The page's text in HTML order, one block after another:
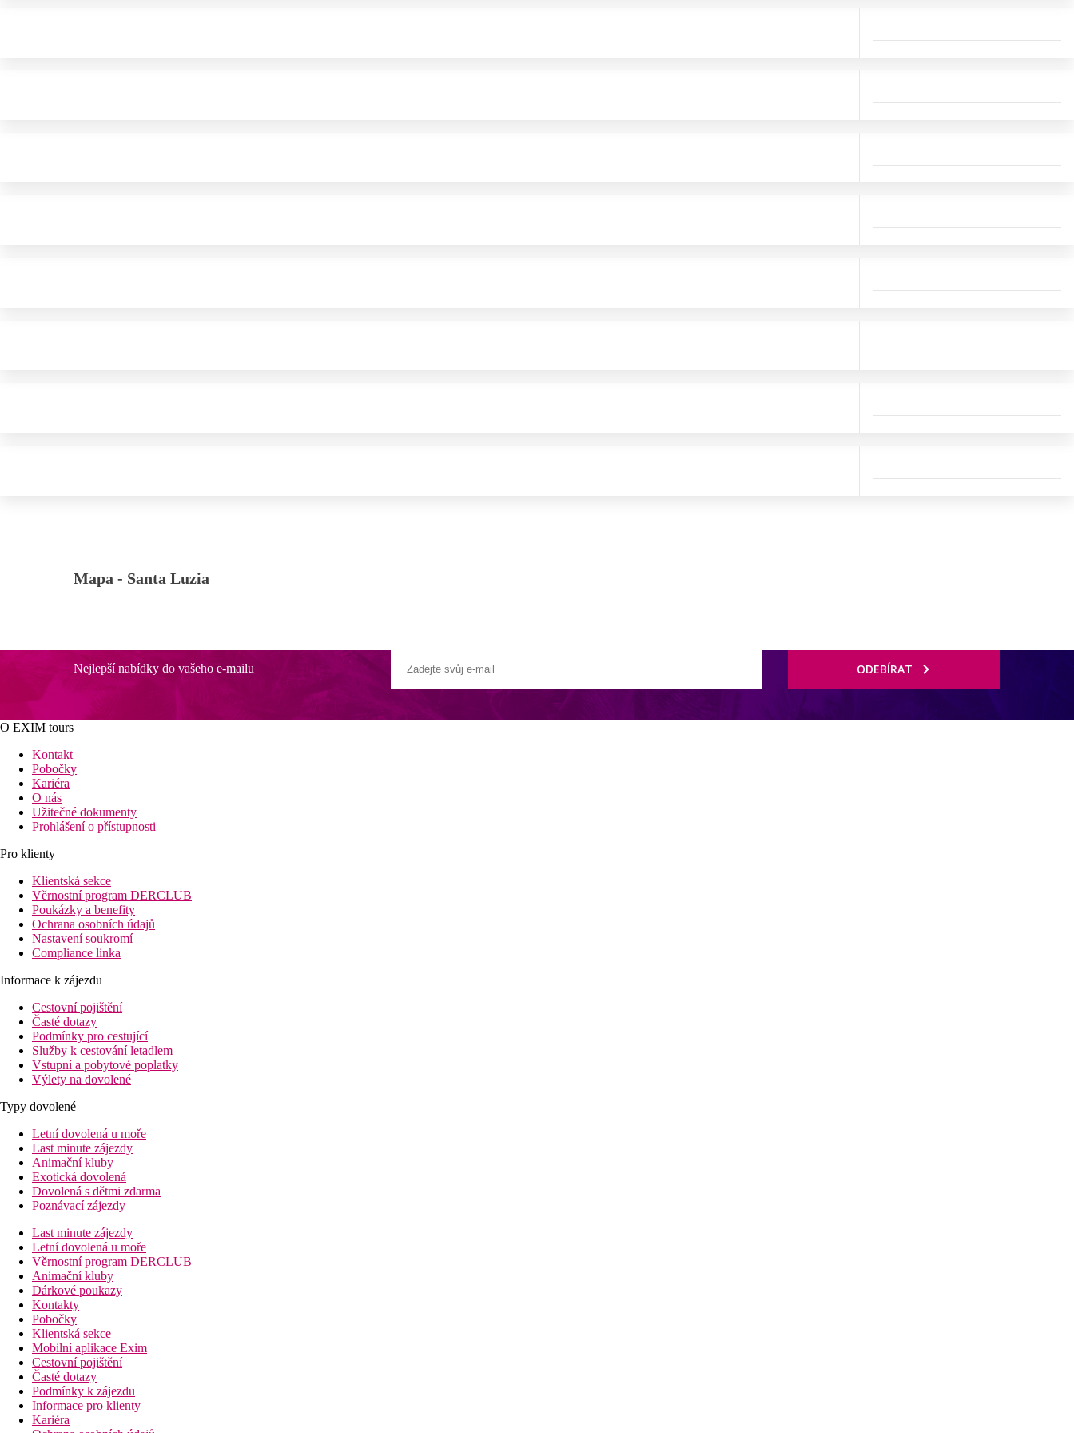
Mapa - Santa Luzia
Nejlepší nabídky do vašeho e-mailu ODEBÍRAT
O EXIM tours
Kontakt
Pobočky
Kariéra
O nás
Užitečné dokumenty
Prohlášení o přístupnosti
Pro klienty
Klientská sekce
Věrnostní program DERCLUB
Poukázky a benefity
Ochrana osobních údajů
Nastavení soukromí
Compliance linka
Informace k zájezdu
Cestovní pojištění
Časté dotazy
Podmínky pro cestující
Služby k cestování letadlem
Vstupní a pobytové poplatky
Výlety na dovolené
Typy dovolené
Letní dovolená u moře
Last minute zájezdy
Animační kluby
Exotická dovolená
Dovolená s dětmi zdarma
Poznávací zájezdy
Last minute zájezdy
Letní dovolená u moře
Věrnostní program DERCLUB
Animační kluby
Dárkové poukazy
Kontakty
Pobočky
Klientská sekce
Mobilní aplikace Exim
Cestovní pojištění
Časté dotazy
Podmínky k zájezdu
Informace pro klienty
Kariéra